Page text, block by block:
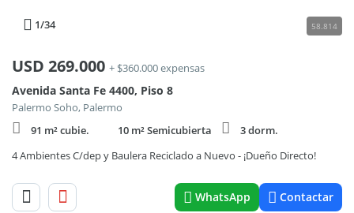
1/34 58.814
USD 269.000 + $360.000 expensas
Avenida Santa Fe 4400, Piso 8
Palermo Soho, Palermo
91 m² cubie.
10 m² Semicubierta
3 dorm.
4 Ambientes C/dep y Baulera Reciclado a Nuevo - ¡Dueño Directo!
WhatsApp Contactar